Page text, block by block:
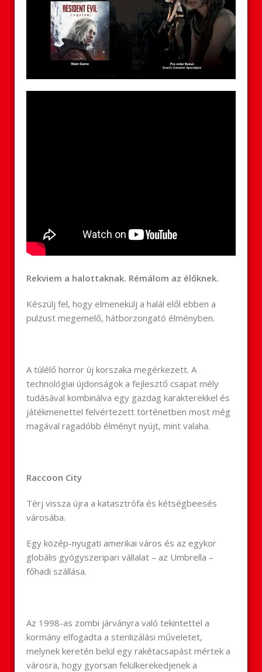
Rekviem a halottaknak. Rémálom az élőknek.
Készülj fel, hogy elmenekülj a halál elől ebben a
pulzust megemelő, hátborzongató élményben.
A túlélő horror új korszaka megérkezett. A
technológiai újdonságok a fejlesztő csapat mély
tudásával kombinálva egy gazdag karakterekkel és
játékmenettel felvértezett történetben most még
magával ragadóbb élményt nyújt, mint valaha.
Raccoon City
Térj vissza újra a katasztrófa és kétségbeesés
városába.
Egy közép-nyugati amerikai város és az egykor
globális gyógyszeripari vállalat – az Umbrella –
főhadi szállása.
Az 1998-as zombi járványra való tekintettel a
kormány elfogadta a sterilizálási műveletet,
melynek keretén belül egy rakétacsapást mértek a
városra, hogy gyorsan felülkerekedjenek a